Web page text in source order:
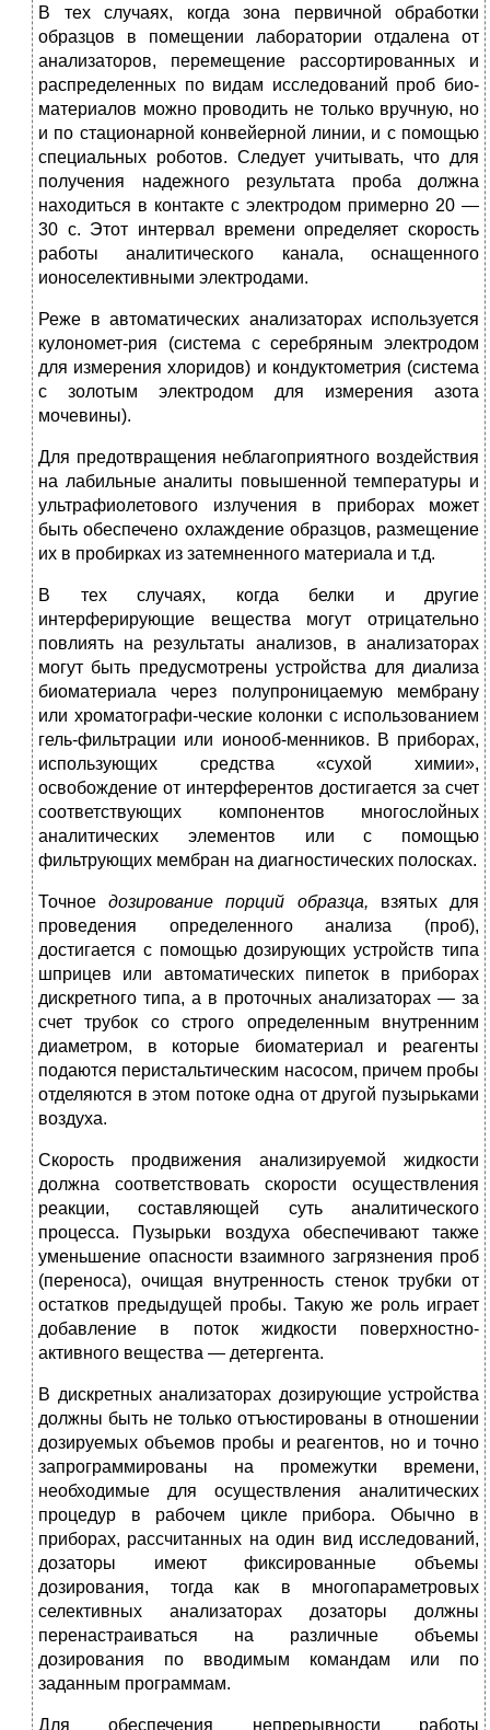
В тех случаях, когда зона первичной обработки
образцов в поме­щении лаборатории отдалена от
анализаторов, перемещение рас­сортированных и
распределенных по видам исследований проб био­
материалов можно проводить не только вручную, но
и по стацио­нарной конвейерной линии, и с помощью
специальных роботов. Следует учитывать, что для
получения надежного результата проба должна
находиться в контакте с электродом примерно 20 —
30 с. Этот интервал времени определяет скорость
работы аналитическо­го канала, оснащенного
ионоселективными электродами.
Реже в автоматических анализаторах используется
кулономет-рия (система с серебряным электродом
для измерения хлоридов) и кондуктометрия (система
с золотым электродом для измерения азота
мочевины).
Для предотвращения неблагоприятного воздействия
на лабиль­ные аналиты повышенной температуры и
ультрафиолетового из­лучения в приборах может
быть обеспечено охлаждение образцов, размещение
их в пробирках из затемненного материала и т.д.
В тех случаях, когда белки и другие
интерферирующие веще­ства могут отрицательно
повлиять на результаты анализов, в ана­лизаторах
могут быть предусмотрены устройства для диализа
био­материала через полупроницаемую мембрану
или хроматографи-ческие колонки с использованием
гель-фильтрации или ионооб-менников. В приборах,
использующих средства «сухой химии»,
освобождение от интерферентов достигается за счет
соответству­ющих компонентов многослойных
аналитических элементов или с помощью
фильтрующих мембран на диагностических полосках.
Точноедозирование порций образца, взятых для
проведения определенного анализа (проб),
достигается с помощью дозиру­ющих устройств типа
шприцев или автоматических пипеток в при­борах
дискретного типа, а в проточных анализаторах — за
счет трубок со строго определенным внутренним
диаметром, в кото­рые биоматериал и реагенты
подаются перистальтическим насо­сом, причем пробы
отделяются в этом потоке одна от другой пу­зырьками
воздуха.
Скорость продвижения анализируемой жидкости
должна соот­ветствовать скорости осуществления
реакции, составляющей суть аналитического
процесса. Пузырьки воздуха обеспечивают также
уменьшение опасности взаимного загрязнения проб
(переноса), очищая внутренность стенок трубки от
остатков предыдущей пробы. Такую же роль играет
добавление в поток жидкости поверхност­но-
активного вещества — детергента.
В дискретных анализаторах дозирующие устройства
должны быть не только отъюстированы в отношении
дозируемых объемов про­бы и реагентов, но и точно
запрограммированы на промежутки времени,
необходимые для осуществления аналитических
процедур в рабочем цикле прибора. Обычно в
приборах, рассчитанных на один вид исследований,
дозаторы имеют фиксированные объемы
дозирования, тогда как в многопараметровых
селективных анали­заторах дозаторы должны
перенастраиваться на различные объе­мы
дозирования по вводимым командам или по
заданным про­граммам.
Для обеспечения непрерывности работы